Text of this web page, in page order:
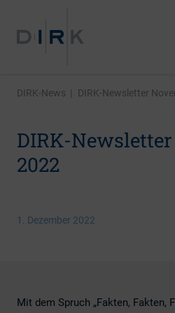
DIRK-News | DIRK-Newsletter
DIRK-
2022
1. Dezember 2022
Mit dem Spruch „Fakten, Fakten,